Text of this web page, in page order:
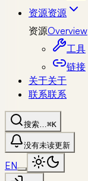
资源资源
资源Overview
工具
链接
关于关于
联系联系
搜索…⌘K
没有未读更新
EN